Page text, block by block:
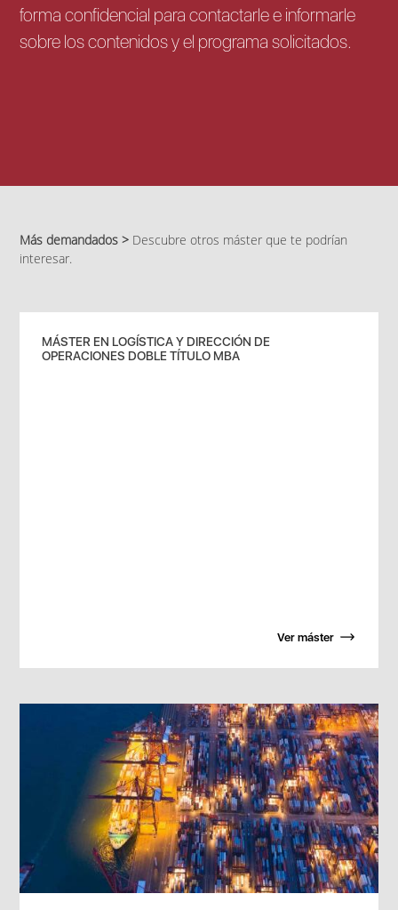
forma confidencial para contactarle e informarle
sobre los contenidos y el programa solicitados.
Más demandados > Descubre otros máster que te podrían
interesar.
MÁSTER EN LOGÍSTICA Y DIRECCIÓN DE
OPERACIONES DOBLE TÍTULO MBA
Ver máster